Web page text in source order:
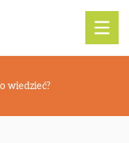
wiedzieć?